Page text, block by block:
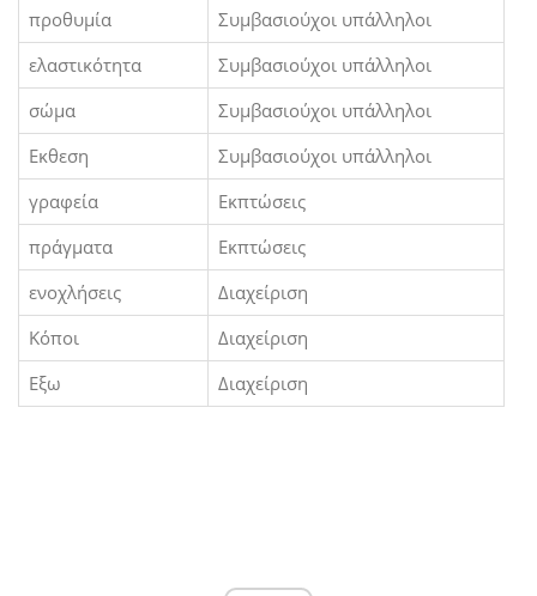
προθυμία
Συμβασιούχοι υπάλληλοι
ελαστικότητα
Συμβασιούχοι υπάλληλοι
σώμα
Συμβασιούχοι υπάλληλοι
Εκθεση
Συμβασιούχοι υπάλληλοι
γραφεία
Εκπτώσεις
πράγματα
Εκπτώσεις
ενοχλήσεις
Διαχείριση
Κόποι
Διαχείριση
Εξω
Διαχείριση